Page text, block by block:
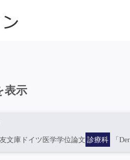
表示
文庫ドイツ医学学位論文 診療科 「